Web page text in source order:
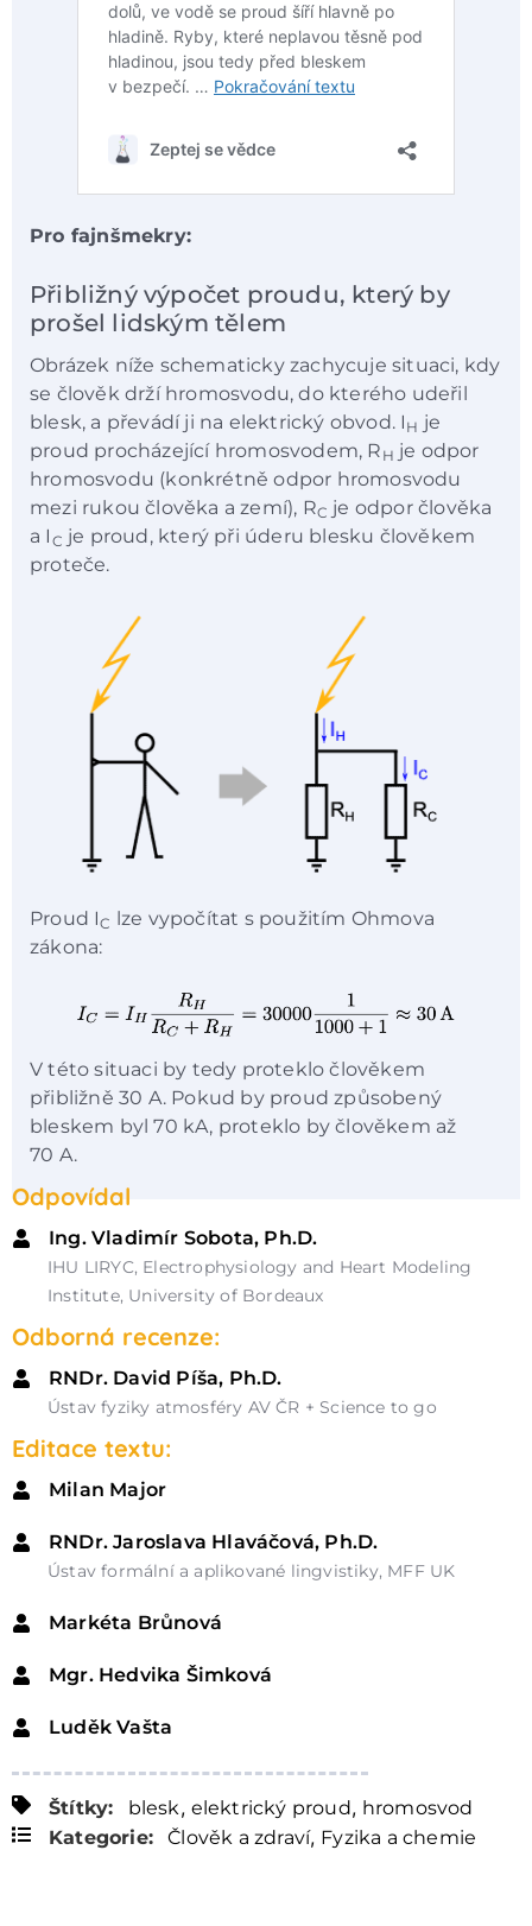
Pro fajnšmekry:
Přibližný výpočet proudu, který by
prošel lidským tělem
Obrázek níže schematicky zachycuje situaci, kdy
se člověk drží hromosvodu, do kterého udeřil
blesk, a převádí ji na elektrický obvod. I H je
proud procházející hromosvodem, R H je odpor
hromosvodu (konkrétně odpor hromosvodu
mezi rukou člověka a zemí), RC je odpor člověka
a I C je proud, který při úderu blesku člověkem
proteče.
Proud IC lze vypočítat s použitím Ohmova
zákona:
V této situaci by tedy proteklo člověkem
přibližně 30 A. Pokud by proud způsobený
bleskem byl 70 kA, proteklo by člověkem až
70 A.
Odpovídal
Ing. Vladimír Sobota, Ph.D.
IHU LIRYC, Electrophysiology and Heart Modeling
Institute, University of Bordeaux
Odborná recenze:
RNDr. David Píša, Ph.D.
Ústav fyziky atmosféry AV ČR + Science to go
Editace textu:
Milan Major
RNDr. Jaroslava Hlaváčová, Ph.D.
Ústav formální a aplikované lingvistiky, MFF UK
Markéta Brůnová
Mgr. Hedvika Šimková
Luděk Vašta
Štítky: blesk, elektrický proud, hromosvod
Kategorie:
Člověk a zdraví, Fyzika a chemie